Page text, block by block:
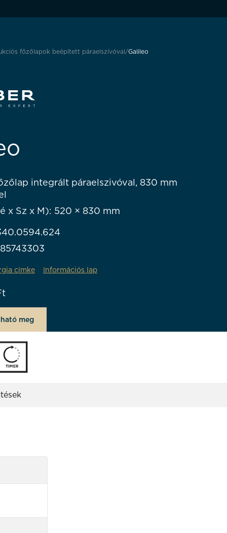
főzőlapok beépített páraelszívóval Galileo
integrált páraelszivóval, 830 mm
x Sz x M): 520 × 830 mm
címke Információs lap
meg